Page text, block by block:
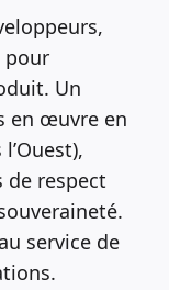
pour
Un
en œuvre en
de respect
service de